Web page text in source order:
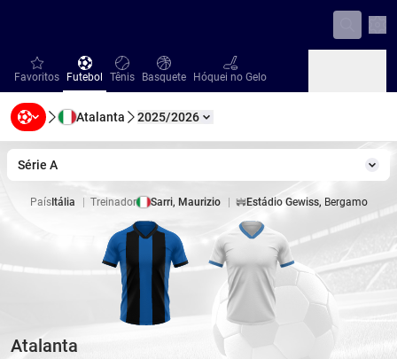
favorites
Favoritos Futebol
Futebol Tênis
Tênis Basquete
Basquete Hóquei no Gelo
Hóquei no Gelo
Beisebol
Beisebol Handebol
Handebol Vôlei
Vôlei
Atalanta 2025/2026
Série A
PaísItália Treinador Sarri, Maurizio Estádio
Estádio Gewiss, Bergamo
Atalanta